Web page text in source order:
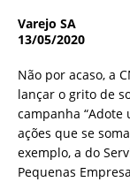
Varejo SA
13/05/2020
Não por acaso, a
lançar o grito de
campanha “Adote
ações que se
exemplo, a do
Pequenas